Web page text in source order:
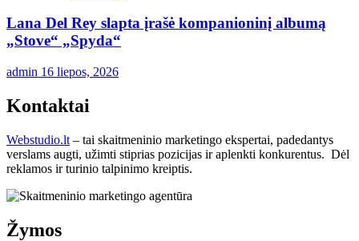
Lana Del Rey slapta įrašė kompanioninį albumą
„Stove“ „Spyda“
admin 16 liepos, 2026
Kontaktai
Webstudio.lt – tai skaitmeninio marketingo ekspertai, padedantys
verslams augti, užimti stiprias pozicijas ir aplenkti konkurentus. Dėl
reklamos ir turinio talpinimo kreiptis.
Žymos